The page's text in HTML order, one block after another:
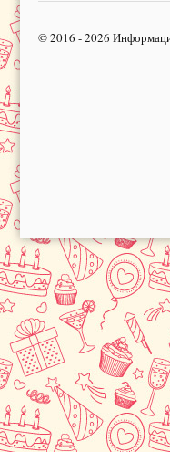
© 2016 - 2026